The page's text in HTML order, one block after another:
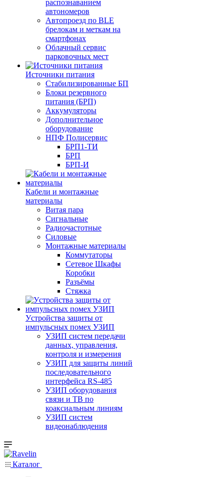
распознаванием
автономеров
Автопроезд по BLE
брелокам и меткам на
смартфонах
Облачный сервис
парковочных мест
Источники питания
Стабилизированные БП
Блоки резервного
питания (БРП)
Аккумуляторы
Дополнительное
оборудование
НПФ Полисервис
БРП1-ТИ
БРП
БРП-И
Кабели и монтажные
материалы
Витая пара
Сигнальные
Радиочастотные
Силовые
Монтажные материалы
Коммутаторы
Сетевое Шкафы
Коробки
Разъёмы
Стяжка
Уcтройства защиты от
импульсных помех УЗИП
УЗИП систем передачи
данных, управления,
контроля и измерения
УЗИП для защиты линий
последовательного
интерфейса RS-485
УЗИП оборудования
связи и ТВ по
коаксиальным линиям
УЗИП систем
видеонаблюдения
Каталог